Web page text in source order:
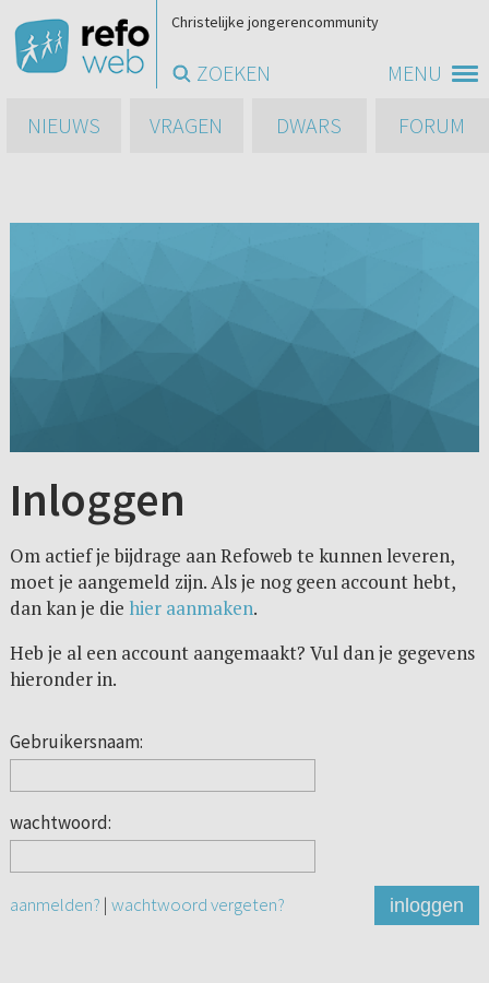
MENU
Christelijke jongerencommunity
ZOEKEN
NIEUWS
VRAGEN DWARS FORUM
Inloggen
Om actief je bijdrage aan Refoweb te kunnen leveren,
moet je aangemeld zijn. Als je nog geen account hebt,
dan kan je die hier aanmaken.
Heb je al een account aangemaakt? Vul dan je gegevens
hieronder in.
Gebruikersnaam:
wachtwoord:
aanmelden? | wachtwoord vergeten? inloggen